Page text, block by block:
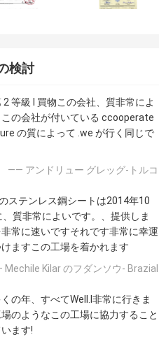
検討
2 等級 l 買物この会社、質非常によ
の会社が付いている ccooperate
の質によって .we が行く同じで
—— アンドリュー グレッグ-トルコ
ステンレス鋼シートは2014年10
、質非常によいです。、提供しま
常に速いですそれです非常に幸運
ますこの工場を着かれます
Kilar のフダンソウ- Brazial
の年、すべてWell.l非常に行きま
のようなこの工場に協力すること
ます!